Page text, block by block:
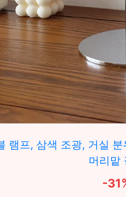
램프, 삼색 조광, 거실
머리맡
-